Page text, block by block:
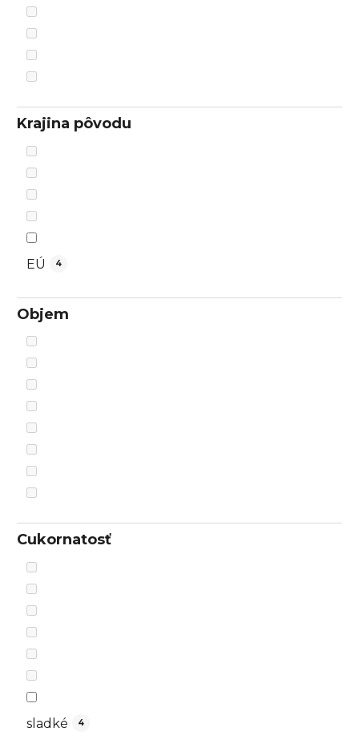
Krajina pôvodu
EÚ 4
Objem
Cukornatosť
sladké 4